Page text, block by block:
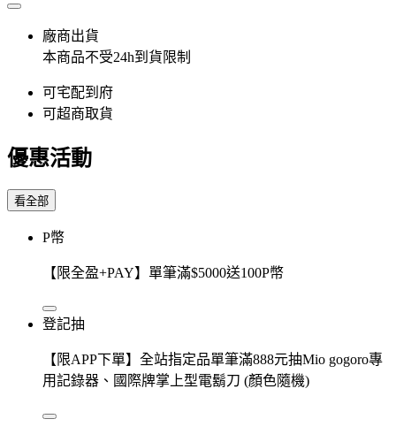
廠商出貨
本商品不受24h到貨限制
可宅配到府
可超商取貨
優惠活動
看全部
P幣
【限全盈+PAY】單筆滿$5000送100P幣
登記抽
【限APP下單】全站指定品單筆滿888元抽Mio gogoro專
用記錄器、國際牌掌上型電鬍刀 (顏色隨機)